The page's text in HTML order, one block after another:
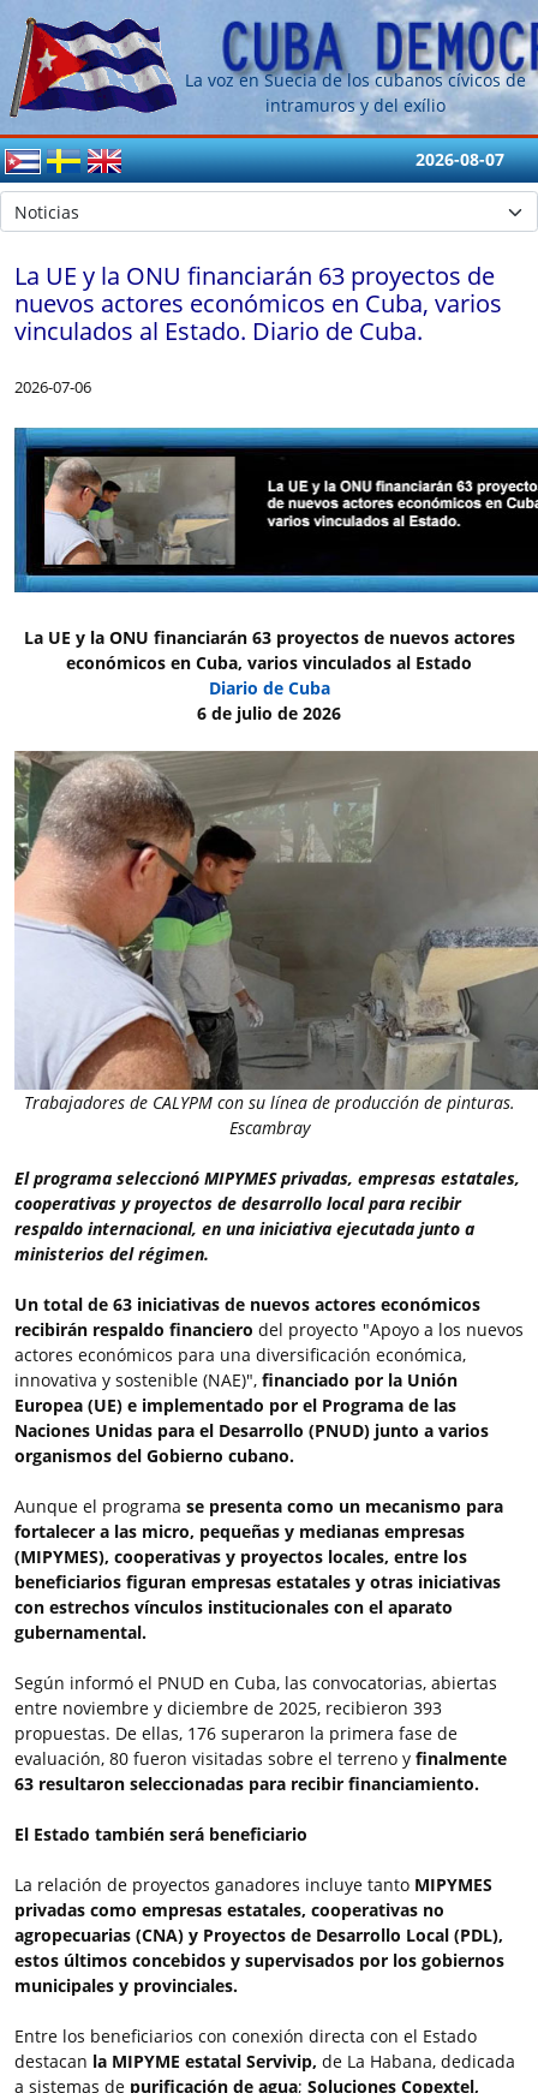
La voz en Suecia de los cubanos cívicos de
intramuros y del exílio
2026-08-07
La UE y la ONU financiarán 63 proyectos de
nuevos actores económicos en Cuba, varios
vinculados al Estado. Diario de Cuba.
2026-07-06
La UE y la ONU financiarán 63 proyectos de nuevos actores
económicos en Cuba, varios vinculados al Estado
Diario de Cuba
6 de julio de 2026
Trabajadores de CALYPM con su línea de producción de pinturas.
Escambray
El programa seleccionó MIPYMES privadas, empresas estatales,
cooperativas y proyectos de desarrollo local para recibir
respaldo internacional, en una iniciativa ejecutada junto a
ministerios del régimen.
Un total de 63 iniciativas de nuevos actores económicos
recibirán respaldo financiero del proyecto "Apoyo a los nuevos
actores económicos para una diversificación económica,
innovativa y sostenible (NAE)", financiado por la Unión
Europea (UE) e implementado por el Programa de las
Naciones Unidas para el Desarrollo (PNUD) junto a varios
organismos del Gobierno cubano.
Aunque el programa se presenta como un mecanismo para
fortalecer a las micro, pequeñas y medianas empresas
(MIPYMES), cooperativas y proyectos locales, entre los
beneficiarios figuran empresas estatales y otras iniciativas
con estrechos vínculos institucionales con el aparato
gubernamental.
Según informó el PNUD en Cuba, las convocatorias, abiertas
entre noviembre y diciembre de 2025, recibieron 393
propuestas. De ellas, 176 superaron la primera fase de
evaluación, 80 fueron visitadas sobre el terreno y finalmente
63 resultaron seleccionadas para recibir financiamiento.
El Estado también será beneficiario
La relación de proyectos ganadores incluye tanto MIPYMES
privadas como empresas estatales, cooperativas no
agropecuarias (CNA) y Proyectos de Desarrollo Local (PDL),
estos últimos concebidos y supervisados por los gobiernos
municipales y provinciales.
Entre los beneficiarios con conexión directa con el Estado
destacan la MIPYME estatal Servivip, de La Habana, dedicada
a sistemas de purificación de agua; Soluciones Copextel,